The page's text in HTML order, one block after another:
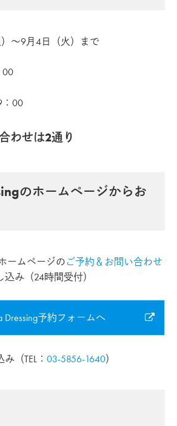
～9月4日（火）まで
00
00
わせは2通り
のホームページからお
ームページのご予約＆お問い合わせ
み（24時間受付）
Dressing予約フォームへ
（TEL： 03-5856-1640）